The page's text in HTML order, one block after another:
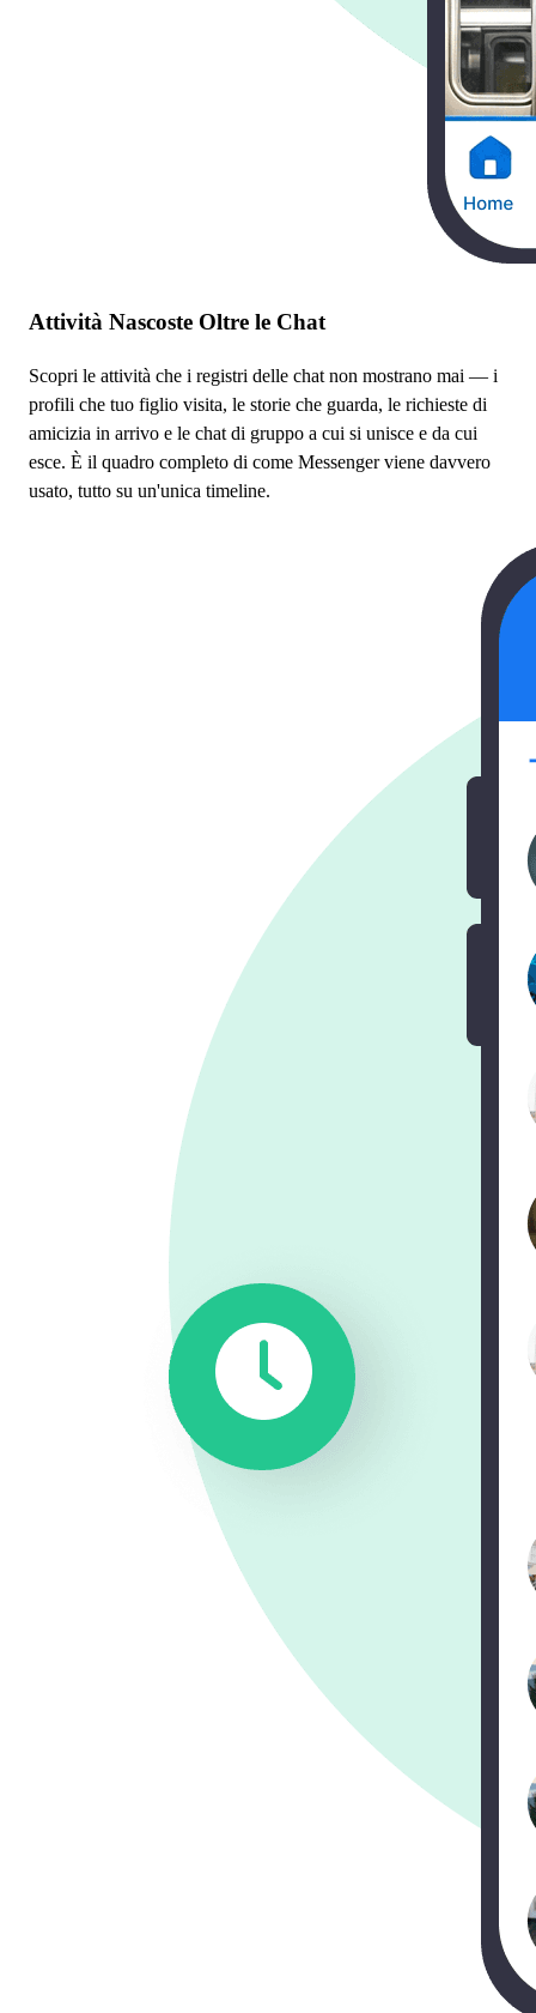
Attività Nascoste Oltre le Chat
Scopri le attività che i registri delle chat non mostrano mai — i
profili che tuo figlio visita, le storie che guarda, le richieste di
amicizia in arrivo e le chat di gruppo a cui si unisce e da cui
esce. È il quadro completo di come Messenger viene davvero
usato, tutto su un'unica timeline.